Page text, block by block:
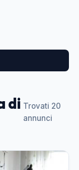
di Trovati 20
annunci